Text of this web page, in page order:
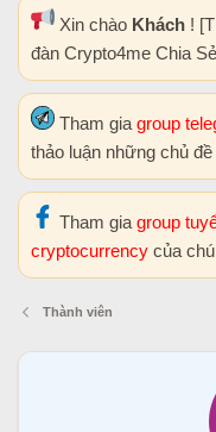
Xin chào Khách !
đàn Crypto4me Chia
Tham gia group
thảo luận những chủ
Tham gia group
cryptocurrency của
Thành viên